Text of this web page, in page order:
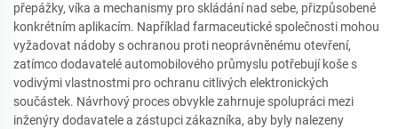
přepážky, víka a mechanismy pro skládání nad sebe, přizpůsobené
konkrétním aplikacím. Například farmaceutické společnosti mohou
vyžadovat nádoby s ochranou proti neoprávněnému otevření,
zatímco dodavatelé automobilového průmyslu potřebují koše s
vodivými vlastnostmi pro ochranu citlivých elektronických
součástek. Návrhový proces obvykle zahrnuje spolupráci mezi
inženýry dodavatele a zástupci zákazníka, aby byly nalezeny